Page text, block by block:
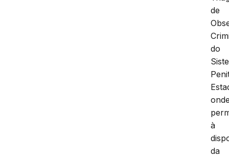
de
do
à
da